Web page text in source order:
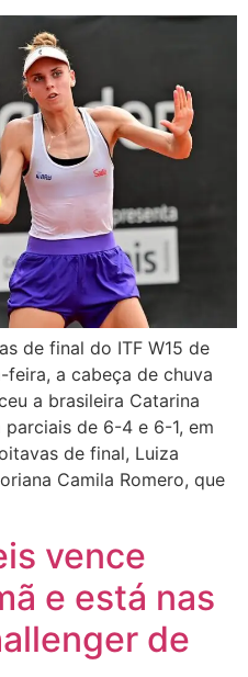
de final do ITF W15 de
feira, a cabeça de chuva
a brasileira Catarina
de 6-4 e 6-1, em
de final, Luiza
Camila Romero, que
vence
e está nas
de